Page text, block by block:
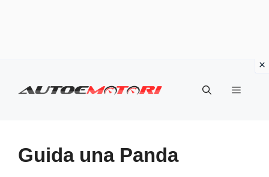
Menu
Guida una Panda